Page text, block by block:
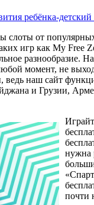
ребёнка-
слоты от
игр как My
разнообразие.
момент, не
наш сайт
и Грузии,
нужна
почти